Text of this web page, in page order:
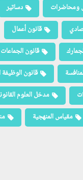
دساتير
قانون أعمال
قانون
قانون الوظيفة
مدخل العلوم
مقياس المنهجية